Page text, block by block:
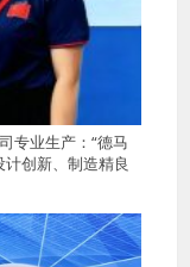
专业生产：“德马
创新、制造精良